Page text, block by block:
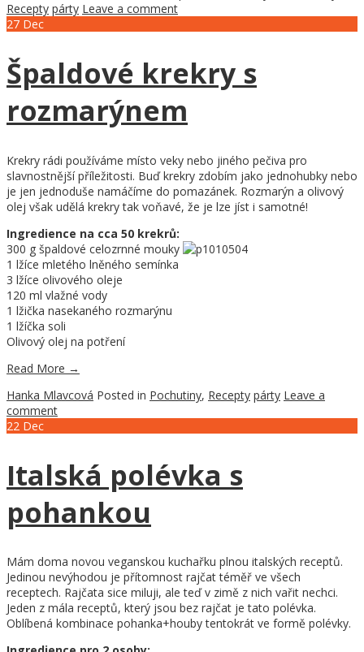
Recepty párty Leave a comment
27 Dec
Špaldové krekry s
rozmarýnem
Krekry rádi používáme místo veky nebo jiného pečiva pro
slavnostnější příležitosti. Buď krekry zdobím jako jednohubky nebo
je jen jednoduše namáčíme do pomazánek. Rozmarýn a olivový
olej však udělá krekry tak voňavé, že je lze jíst i samotné!
Ingredience na cca 50 krekrů:
300 g špaldové celozrnné mouky
1 lžíce mletého lněného semínka
3 lžíce olivového oleje
120 ml vlažné vody
1 lžička nasekaného rozmarýnu
1 lžíčka soli
Olivový olej na potření
Read More →
Hanka Mlavcová Posted in Pochutiny, Recepty párty Leave a
comment
22 Dec
Italská polévka s
pohankou
Mám doma novou veganskou kuchařku plnou italských receptů.
Jedinou nevýhodou je přítomnost rajčat téměř ve všech
receptech. Rajčata sice miluji, ale teď v zimě z nich vařit nechci.
Jeden z mála receptů, který jsou bez rajčat je tato polévka.
Oblíbená kombinace pohanka+houby tentokrát ve formě polévky.